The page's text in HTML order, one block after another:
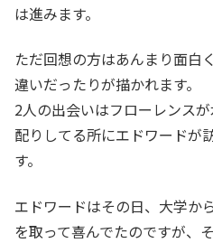
は進みます。
ただ回想の方はあんまり面白
違いだったりが描かれます。
2人の出会いはフローレンス
配りしてる所にエドワードが
す。
エドワードはその日、大学か
を取って喜んでたのですが、